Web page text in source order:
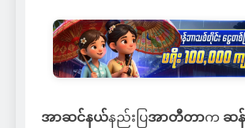
အာဆင်နယ်နည်းပြအာတီတာက ဆန်